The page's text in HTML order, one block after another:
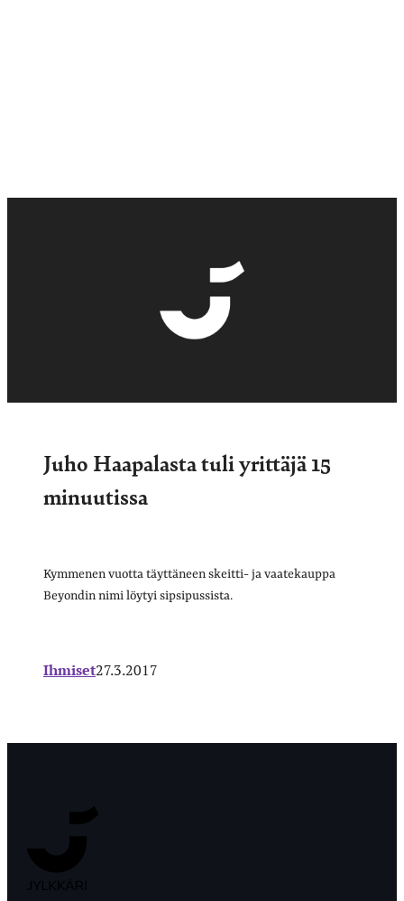
Juho Haapalasta tuli yrittäjä 15
minuutissa
Kymmenen vuotta täyttäneen skeitti- ja vaatekauppa
Beyondin nimi löytyi sipsipussista.
Ihmiset27.3.2017